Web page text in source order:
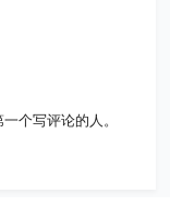
个写评论的人。